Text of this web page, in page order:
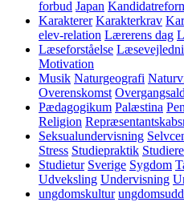
forbud Japan
Karakterer Karakterkrav
elev-relation Lærerens dag
Læseforståelse
Motivation
Musik Naturgeografi
Overenskomst
Pædagogikum Palæstina
Religion
Seksualundervisning
Stress Studiepraktik
Studietur Sverige Sygdom
Udveksling Undervisning
ungdomskultur